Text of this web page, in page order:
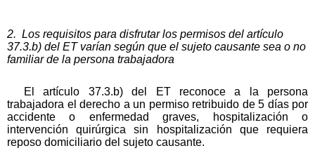
2. Los requisitos para disfrutar los permisos del artículo
37.3.b) del ET varían según que el sujeto causante sea o no
familiar de la persona trabajadora
El artículo 37.3.b) del ET reconoce a la persona
trabajadora el derecho a un permiso retribuido de 5 días por
accidente o enfermedad graves, hospitalización o
intervención quirúrgica sin hospitalización que requiera
reposo domiciliario del sujeto causante.